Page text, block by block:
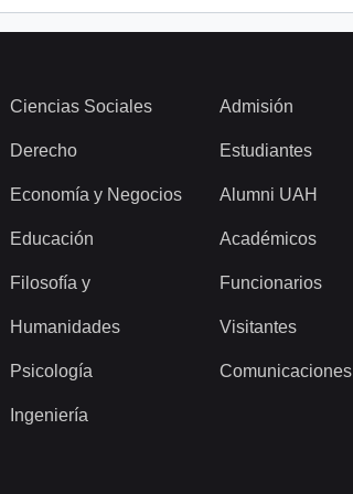
Ciencias Sociales
Derecho
Economía y Negocios
Educación
Filosofía y
Humanidades
Psicología
Ingeniería
Admisión
Estudiantes
Alumni UAH
Académicos
Funcionarios
Visitantes
Comunicaciones